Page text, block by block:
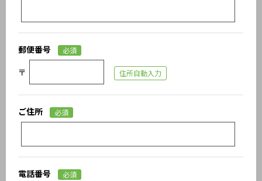
郵便番号 必須
〒 住所自動入力
ご住所 必須
電話番号 必須